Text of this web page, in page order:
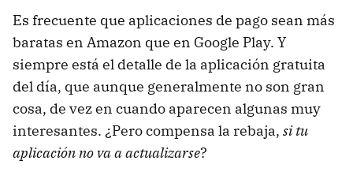
Es frecuente que aplicaciones de pago sean más
baratas en Amazon que en Google Play. Y
siempre está el detalle de la aplicación gratuita
del día, que aunque generalmente no son gran
cosa, de vez en cuando aparecen algunas muy
interesantes. ¿Pero compensa la rebaja, si tu
aplicación no va a actualizarse?